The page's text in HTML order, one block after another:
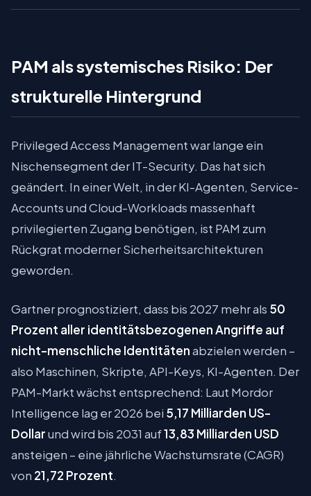
PAM als systemisches Risiko: Der
strukturelle Hintergrund
Privileged Access Management war lange ein
Nischensegment der IT-Security. Das hat sich
geändert. In einer Welt, in der KI-Agenten, Service-
Accounts und Cloud-Workloads massenhaft
privilegierten Zugang benötigen, ist PAM zum
Rückgrat moderner Sicherheitsarchitekturen
geworden.
Gartner prognostiziert, dass bis 2027 mehr als 50
Prozent aller identitätsbezogenen Angriffe auf
nicht-menschliche Identitätenabzielen werden –
also Maschinen, Skripte, API-Keys, KI-Agenten. Der
PAM-Markt wächst entsprechend: Laut Mordor
Intelligence lag er 2026 bei 5,17 Milliarden US-
Dollarund wird bis 2031 auf13,83 Milliarden USD
ansteigen – eine jährliche Wachstumsrate (CAGR)
von 21,72 Prozent.